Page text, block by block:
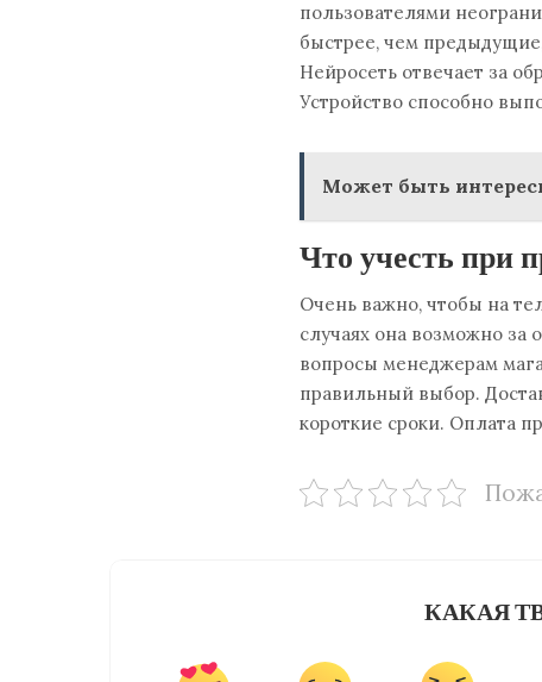
пользователями
быстрее, чем
Нейросеть отвечает за
Устройство способно
Может быть
Что учесть при
Очень важно, чтобы на
случаях она возможно за
вопросы менеджерам
правильный выбор.
короткие сроки. Оплата
КАКАЯ